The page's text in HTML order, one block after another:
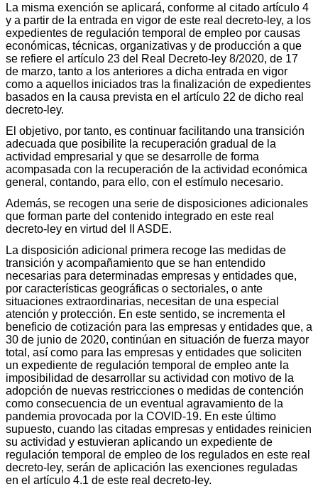
La misma exención se aplicará, conforme al citado artículo 4
y a partir de la entrada en vigor de este real decreto-ley, a los
expedientes de regulación temporal de empleo por causas
económicas, técnicas, organizativas y de producción a que
se refiere el artículo 23 del Real Decreto-ley 8/2020, de 17
de marzo, tanto a los anteriores a dicha entrada en vigor
como a aquellos iniciados tras la finalización de expedientes
basados en la causa prevista en el artículo 22 de dicho real
decreto-ley.
El objetivo, por tanto, es continuar facilitando una transición
adecuada que posibilite la recuperación gradual de la
actividad empresarial y que se desarrolle de forma
acompasada con la recuperación de la actividad económica
general, contando, para ello, con el estímulo necesario.
Además, se recogen una serie de disposiciones adicionales
que forman parte del contenido integrado en este real
decreto-ley en virtud del II ASDE.
La disposición adicional primera recoge las medidas de
transición y acompañamiento que se han entendido
necesarias para determinadas empresas y entidades que,
por características geográficas o sectoriales, o ante
situaciones extraordinarias, necesitan de una especial
atención y protección. En este sentido, se incrementa el
beneficio de cotización para las empresas y entidades que, a
30 de junio de 2020, continúan en situación de fuerza mayor
total, así como para las empresas y entidades que soliciten
un expediente de regulación temporal de empleo ante la
imposibilidad de desarrollar su actividad con motivo de la
adopción de nuevas restricciones o medidas de contención
como consecuencia de un eventual agravamiento de la
pandemia provocada por la COVID-19. En este último
supuesto, cuando las citadas empresas y entidades reinicien
su actividad y estuvieran aplicando un expediente de
regulación temporal de empleo de los regulados en este real
decreto-ley, serán de aplicación las exenciones reguladas
en el artículo 4.1 de este real decreto-ley.